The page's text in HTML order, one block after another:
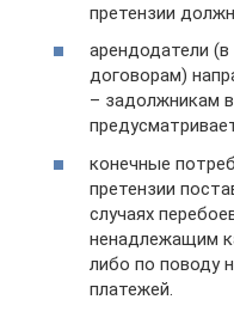
претензии
арендодатели
договорам)
– задолжникам
конечные
претензии
случаях
ненадлежащим
либо по поводу
платежей.